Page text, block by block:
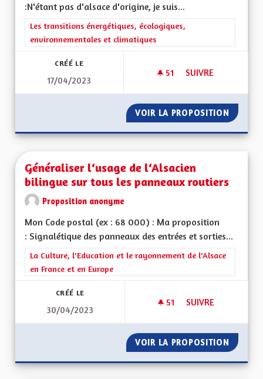
:N'étant pas d'alsace d'origine, je suis...
Filtrer les résultats de la catégorie : Les transitions
Les transitions énergétiques, écologiques,
environnementales et climatiques
CRÉÉ LE
17/04/2023
51 51 ABONNÉS
SUIVRE
VOIR LA PROPOSITION
Généraliser l‘usage de l‘Alsacien
bilingue sur tous les panneaux routiers
Proposition anonyme
Mon Code postal (ex : 68 000) : Ma proposition
: Signalétique des panneaux des entrées et sorties...
Filtrer les résultats de la catégorie : La Culture, l'Education et
La Culture, l'Education et le rayonnement de l'Alsace
en France et en Europe
CRÉÉ LE
30/04/2023
51 51 ABONNÉS
SUIVRE
VOIR LA PROPOSITION